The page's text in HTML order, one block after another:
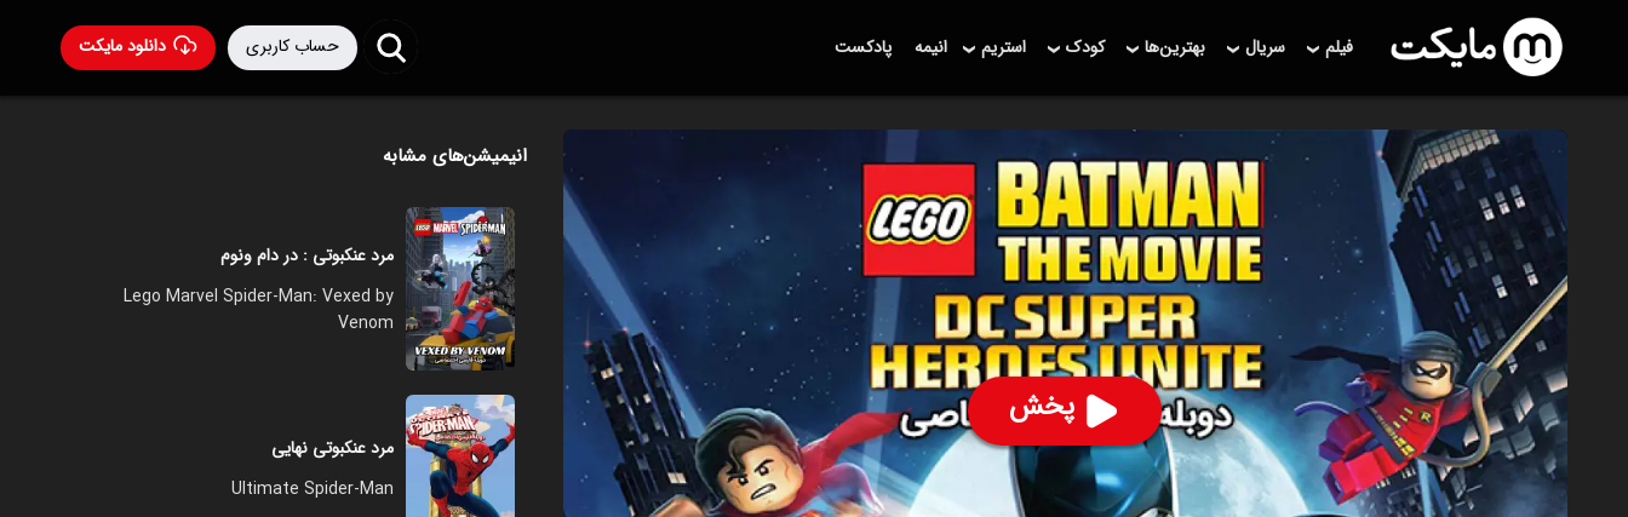
دانلود مایکت حساب کاربری فیلم سریال بهترین‌ها کودک استریم انیمه پادکست
پخش
انیمیشن‌های مشابه
مرد عنکبوتی : در دام ونوم
Lego Marvel Spider-Man: Vexed by
Venom
مرد عنکبوتی نهایی
Ultimate Spider-Man